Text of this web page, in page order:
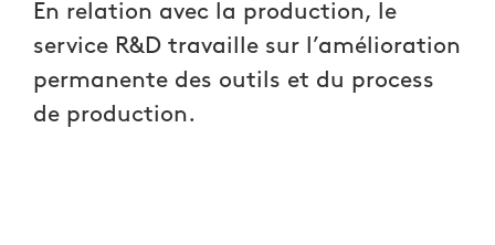
En relation avec la production, le
service R&D travaille sur l’amélioration
permanente des outils et du process
de production.